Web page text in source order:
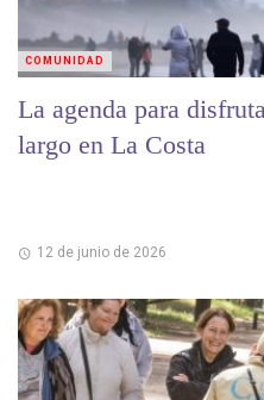
La agenda para
largo en La Costa
12 de junio de 2026
COMUNIDAD